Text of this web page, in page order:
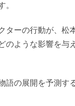
。
ターの行動が、松
のような影響を与
語の展開を予測す